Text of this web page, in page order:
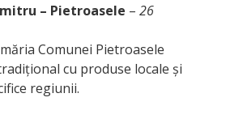
– Pietroasele – 26
Comunei Pietroasele
cu produse locale și
regiunii.